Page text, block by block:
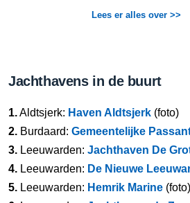
Lees er alles over >>
Jachthavens in de buurt
1.Aldtsjerk: Haven Aldtsjerk (foto)
2. Burdaard: Gemeentelijke
3. Leeuwarden: Jachthaven De
4. Leeuwarden: De Nieuwe
5. Leeuwarden: Hemrik Marine (foto)